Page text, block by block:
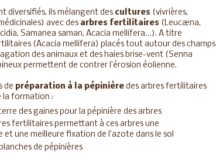
diversifiés, ils mélangent des cultures (vivrières,
avec des arbres fertilitaires (Leucæna,
Samanea saman, Acacia mellifera…). A titre
(Acacia mellifera) placés tout autour des champs
des animaux et des haies brise-vent (Senna
permettent de contrer l’érosion éolienne.
de préparation à la pépinière des arbres fertilitaires
la formation :
des gaines pour la pépinière des arbres
fertilitaires permettant à ces arbres une
et une meilleure fixation de l’azote dans le sol
de pépinières